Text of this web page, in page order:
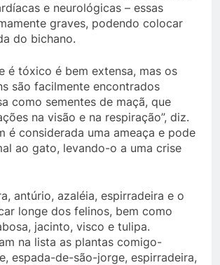
e neurológicas – essas
graves, podendo colocar
do bichano.
é tóxico é bem extensa, mas os
são facilmente encontrados
como sementes de maçã, que
na visão e na respiração”, diz.
é considerada uma ameaça e pode
ao gato, levando-o a uma crise
antúrio, azaléia, espirradeira e o
longe dos felinos, bem como
jacinto, visco e tulipa.
na lista as plantas comigo-
espada-de-são-jorge, espirradeira,